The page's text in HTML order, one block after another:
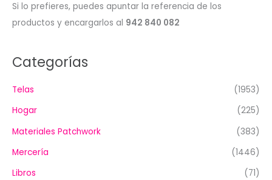
Si lo prefieres, puedes apuntar la referencia de los
productos y encargarlos al 942 840 082
Categorías
Telas
(1953)
Hogar
(225)
Materiales Patchwork
(383)
Mercería
(1446)
Libros
(71)